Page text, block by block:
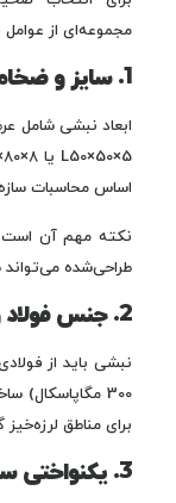
مجموعه‌ای از
1. سایز و ضخامت نبشی
ابعاد نبشی شامل
اساس محاسبات
نکته مهم آن است
طراحی‌شده می‌تواند ظرفیت
2. جنس فولاد و خواص مکانیکی
300 مگاپاسکال)
برای مناطق
3. یکنواختی سطح و کیفیت ظاهری